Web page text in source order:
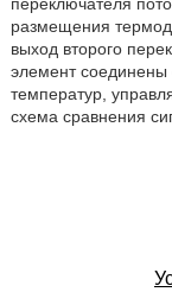
размещения
выход второго
элемент
температур,
схема сравнения